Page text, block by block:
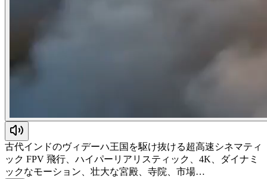
古代インドのヴィデーハ王国を駆け抜ける超高速シネマティ
ック FPV 飛行、ハイパーリアリスティック、4K、ダイナミ
ックなモーション、壮大な宮殿、寺院、市場…